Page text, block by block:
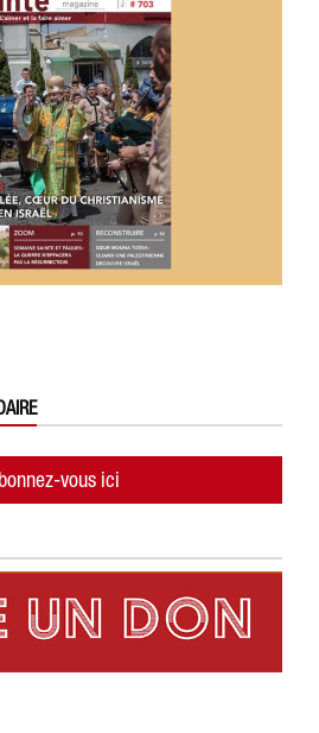
vous ici